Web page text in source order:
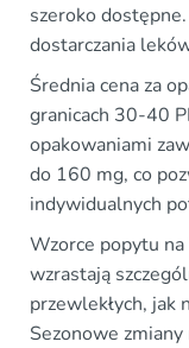
szeroko
dostarczania
Średnia cena za
granicach 30-40
opakowaniami
do 160 mg, co
indywidualnych
Wzorce popytu
wzrastają
przewlekłych, jak
Sezonowe